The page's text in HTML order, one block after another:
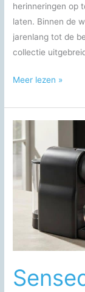
herinneringen op
laten. Binnen de
jarenlang tot de
collectie
Miss
een
gids
over
iconische
Meer lezen »